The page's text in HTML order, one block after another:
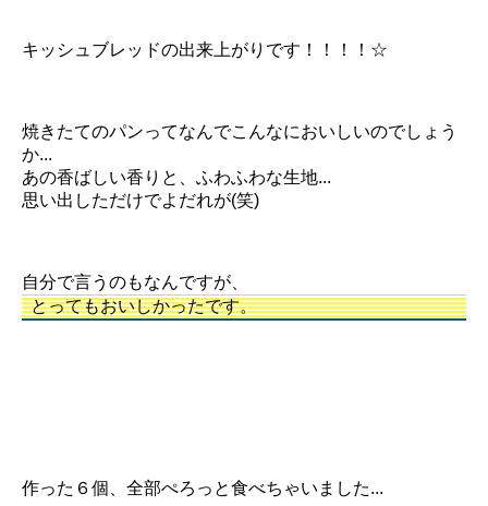
キッシュブレッドの出来上がりです！！！！☆
焼きたてのパンってなんでこんなにおいしいのでしょう
か...
あの香ばしい香りと、ふわふわな生地...
思い出しただけでよだれが(笑)
自分で言うのもなんですが、
とってもおいしかったです。
作った６個、全部ぺろっと食べちゃいました...